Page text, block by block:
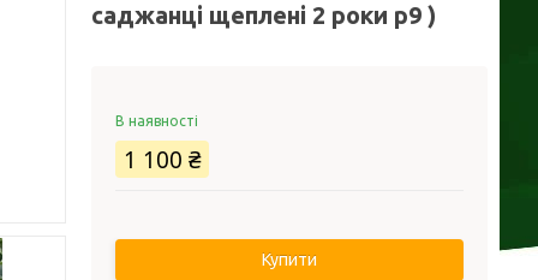
саджанці щеплені 2 роки р9 )
В наявності
1 100 ₴
Купити